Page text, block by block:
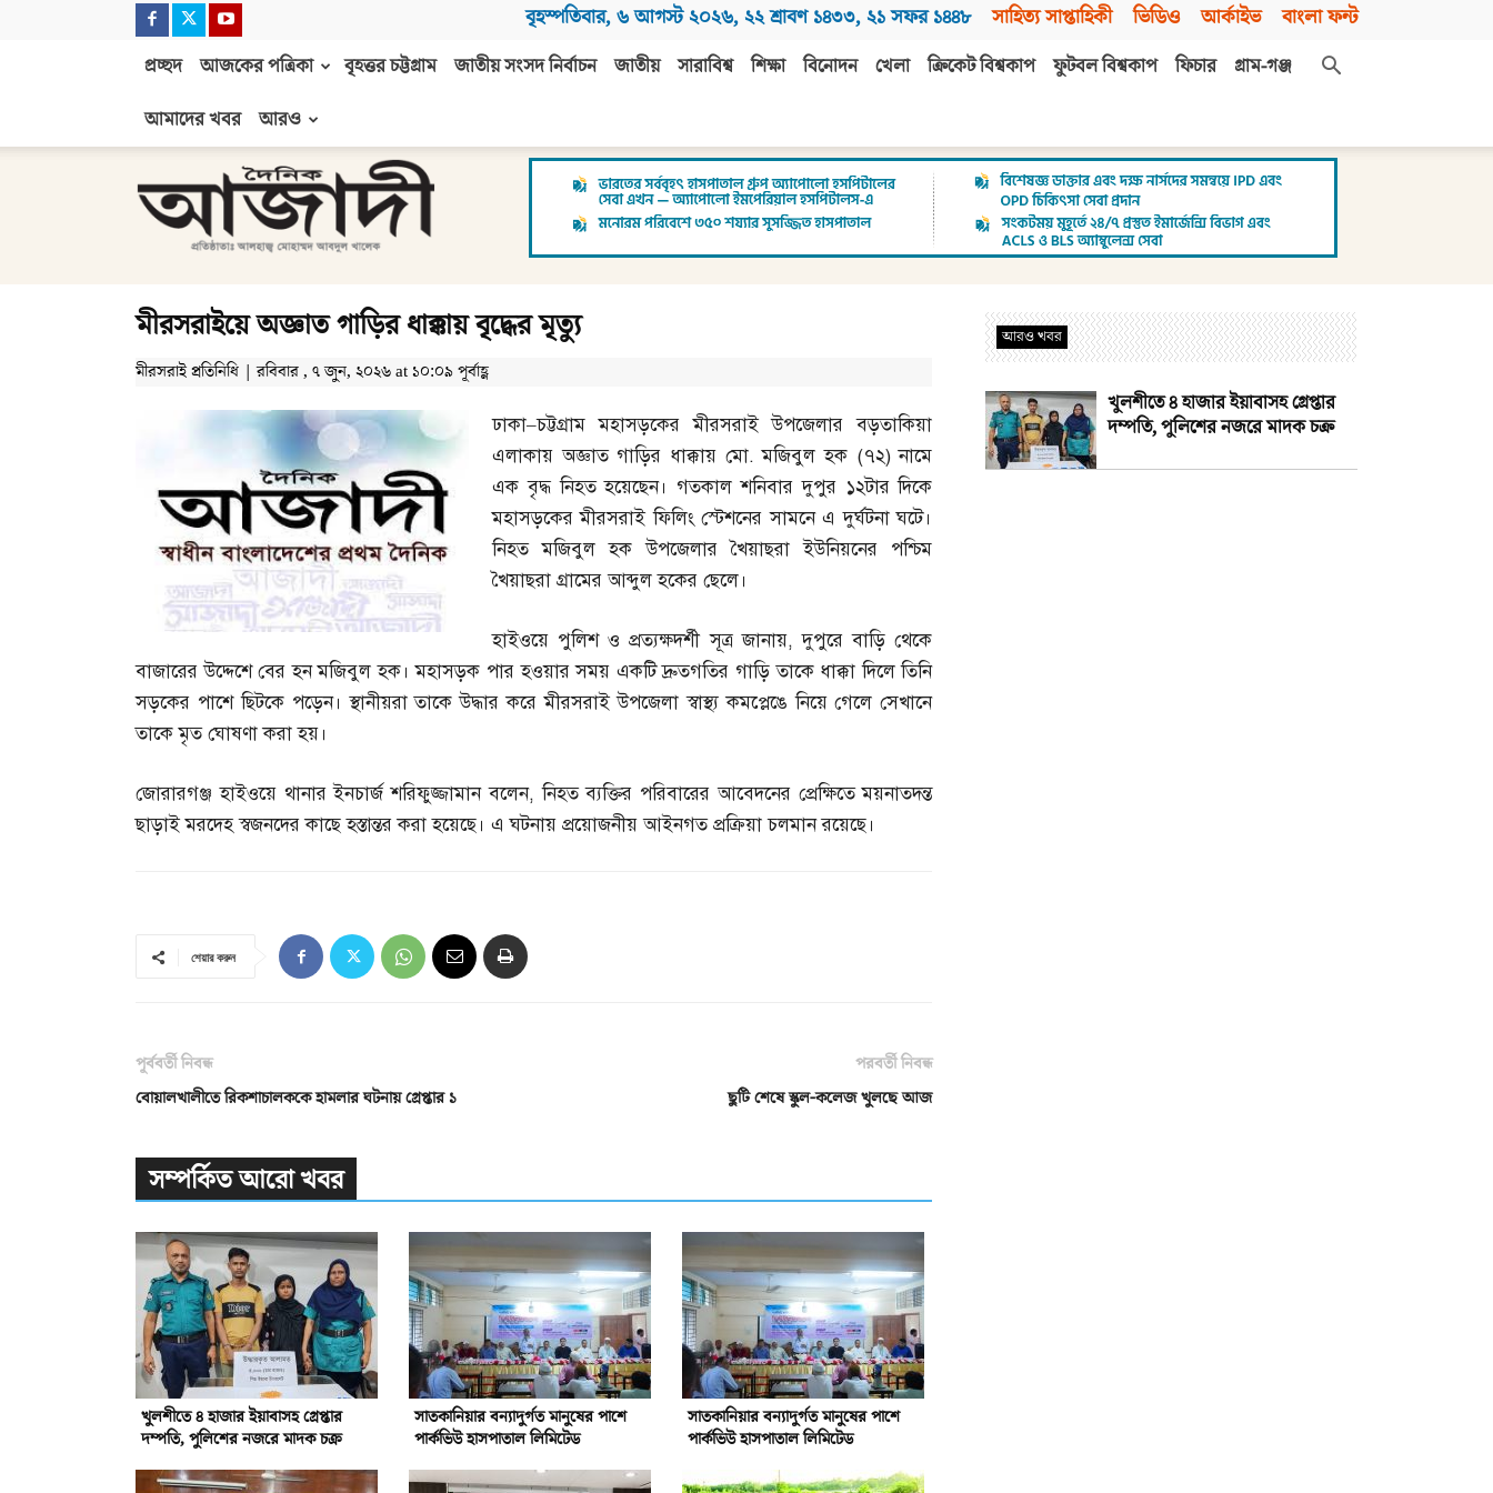
বৃহস্পতিবার, ৬ আগস্ট ২০২৬, ২২ শ্রাবণ ১৪৩৩, ২১ সফর ১৪৪৮ সাহিত্য সাপ্তাহিকী ভিডিও আর্কাইভ বাংলা ফন্ট
প্রচ্ছদ আজকের পত্রিকা বৃহত্তর চট্টগ্রাম জাতীয় সংসদ নির্বাচন জাতীয় সারাবিশ্ব শিক্ষা বিনোদন খেলা ক্রিকেট বিশ্বকাপ ফুটবল বিশ্বকাপ ফিচার
গ্রাম-গঞ্জ
আমাদের খবর
আরও
আজাদী
মীরসরাইয়ে অজ্ঞাত গাড়ির ধাক্কায় বৃদ্ধের মৃত্যু
মীরসরাই প্রতিনিধি | রবিবার , ৭ জুন, ২০২৬ at ১০:০৯ পূর্বাহ্ণ
ঢাকা–চট্টগ্রাম মহাসড়কের মীরসরাই উপজেলার বড়তাকিয়া
এলাকায় অজ্ঞাত গাড়ির ধাক্কায় মো.মজিবুল হক (৭২)নামে
এক বৃদ্ধ নিহত হয়েছেন। গতকাল শনিবার দুপুর ১২টার দিকে
মহাসড়কের মীরসরাই ফিলিং স্টেশনের সামনে এ দুর্ঘটনা ঘটে।
নিহত মজিবুল হক উপজেলার খৈয়াছরা ইউনিয়নের পশ্চিম
খৈয়াছরা গ্রামের আব্দুল হকের ছেলে।
হাইওয়ে পুলিশ ও প্রত্যক্ষদর্শী সূত্র জানায়,দুপুরে বাড়ি থেকে
বাজারের উদ্দেশে বের হন মজিবুল হক। মহাসড়ক পার হওয়ার সময় একটি দ্রুতগতির গাড়ি তাকে ধাক্কা দিলে তিনি
সড়কের পাশে ছিটকে পড়েন। স্থানীয়রা তাকে উদ্ধার করে মীরসরাই উপজেলা স্বাস্থ্য কমপ্লেঙে নিয়ে গেলে সেখানে
তাকে মৃত ঘোষণা করা হয়।
জোরারগঞ্জ হাইওয়ে থানার ইনচার্জ শরিফুজ্জামান বলেন,নিহত ব্যক্তির পরিবারের আবেদনের প্রেক্ষিতে ময়নাতদন্ত
ছাড়াই মরদেহ স্বজনদের কাছে হস্তান্তর করা হয়েছে। এ ঘটনায় প্রয়োজনীয় আইনগত প্রক্রিয়া চলমান রয়েছে।
শেয়ার করুন
পূর্ববর্তী নিবন্ধ
বোয়ালখালীতে রিকশাচালককে হামলার ঘটনায় গ্রেপ্তার ১
পরবর্তী নিবন্ধ
ছুটি শেষে স্কুল-কলেজ খুলছে আজ
সম্পর্কিত আরো খবর
খুলশীতে ৪ হাজার ইয়াবাসহ গ্রেপ্তার
দম্পতি, পুলিশের নজরে মাদক চক্র
সাতকানিয়ার বন্যাদুর্গত মানুষের পাশে
পার্কভিউ হাসপাতাল লিমিটেড
সাতকানিয়ার বন্যাদুর্গত মানুষের পাশে
পার্কভিউ হাসপাতাল লিমিটেড
আরও খবর
খুলশীতে ৪ হাজার ইয়াবাসহ গ্রেপ্তার
দম্পতি, পুলিশের নজরে মাদক চক্র